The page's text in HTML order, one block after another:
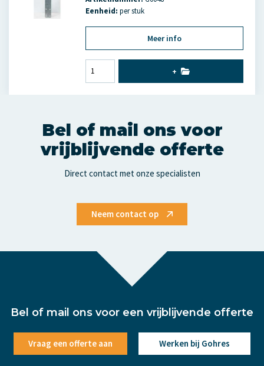
Eenheid: per stuk
Meer info
+
Bel of mail ons voor
vrijblijvende offerte
Direct contact met onze specialisten
Neem contact op
Bel of mail ons voor een vrijblijvende offerte
Vraag een offerte aan Werken bij Gohres